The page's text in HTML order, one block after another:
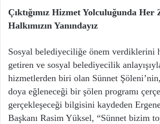
Çıktığımız Hizmet Yolculuğunda Her
Halkımızın Yanındayız
Sosyal belediyeciliğe önem verdiklerini
getiren ve sosyal belediyecilik
hizmetlerden biri olan Sünnet
doya eğleneceği bir şölen programı
gerçekleşeceği bilgisini kaydeden
Başkanı Rasim Yüksel, “Sünnet bizim